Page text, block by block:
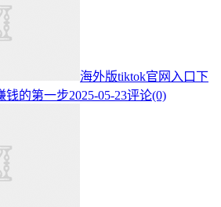
海外版tiktok官网入口下
钱的第一步2025-05-23评论(0)